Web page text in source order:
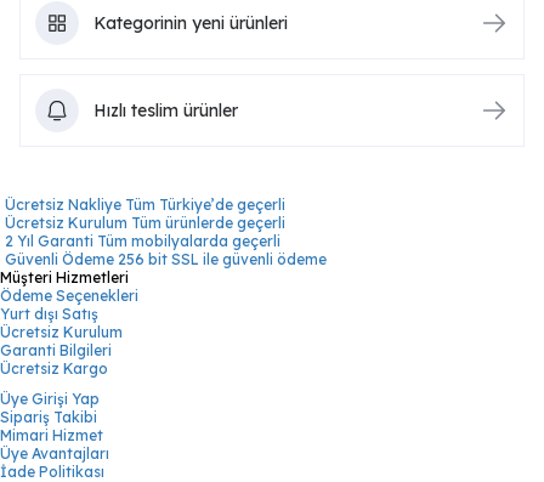
Kategorinin yeni ürünleri
Hızlı teslim ürünler
Ücretsiz Nakliye Tüm Türkiye’de geçerli
Ücretsiz Kurulum Tüm ürünlerde geçerli
2 Yıl Garanti Tüm mobilyalarda geçerli
Güvenli Ödeme 256 bit SSL ile güvenli ödeme
Müşteri Hizmetleri
Ödeme Seçenekleri
Yurt dışı Satış
Ücretsiz Kurulum
Garanti Bilgileri
Ücretsiz Kargo
Üye Girişi Yap
Sipariş Takibi
Mimari Hizmet
Üye Avantajları
İade Politikası